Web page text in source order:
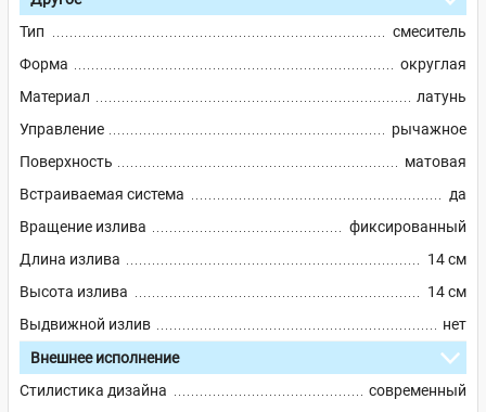
Тип
смеситель
Форма
округлая
Материал
латунь
Управление
рычажное
Поверхность
матовая
Встраиваемая система
да
Вращение излива
фиксированный
Длина излива
14 см
Высота излива
14 см
Выдвижной излив
нет
Внешнее исполнение
Стилистика дизайна
современный